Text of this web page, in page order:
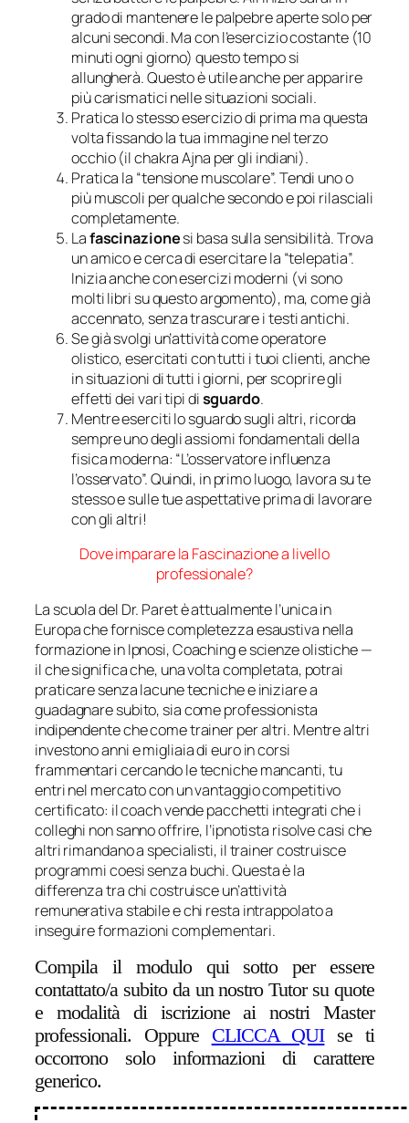
grado di mantenere le palpebre aperte solo per
alcuni secondi. Ma con l’esercizio costante (10
minuti ogni giorno) questo tempo si
allungherà.Questo è utile anche per apparire
più carismatici nellesituazioni sociali.
Pratica lo stesso esercizio di prima ma questa
volta fissando la tua immagine nel terzo
occhio (il chakra Ajna pergli indiani).
Pratica la “tensione muscolare”.Tendi uno o
più muscoli per qualche secondo e poi rilasciali
completamente.
Lafascinazionesi basa sulla sensibilità.Trova
un amico e cerca di esercitare la “telepatia”.
Inizia anche conesercizi moderni (vi sono
molti libri su questo argomento), ma, come già
accennato, senza trascurare i testi antichi.
Se già svolgi un’attività come operatore
olistico, esercitati con tutti i tuoi clienti, anche
in situazioni di tutti i giorni, perscoprire gli
effetti dei vari tipidisguardo.
Mentre eserciti lo sguardo sugli altri, ricorda
sempreuno degli assiomi fondamentali della
fisica moderna: “L’osservatore influenza
l’osservato”.Quindi, in primo luogo, lavora su te
stesso e sulle tueaspettative prima di lavorare
con gli altri!
Dove imparare la Fascinazione a livello
professionale?
La scuola del Dr. Paret è attualmente l’unica in
Europa che fornisce completezza esaustiva nella
formazione in Ipnosi, Coaching e scienze olistiche —
il che significa che, una volta completata, potrai
praticare senza lacune tecniche e iniziare a
guadagnare subito, sia come professionista
indipendente che come trainer per altri. Mentre altri
investono anni e migliaia di euro in corsi
frammentari cercando le tecniche mancanti, tu
entri nel mercato con un vantaggio competitivo
certificato: il coach vende pacchetti integrati che i
colleghi non sanno offrire, l’ipnotista risolve casi che
altri rimandano a specialisti, il trainer costruisce
programmi coesi senza buchi. Questa è la
differenza tra chi costruisce un’attività
remunerativa stabile e chi resta intrappolato a
inseguire formazioni complementari.
Compila il modulo qui sotto per essere
contattato/a subito da un nostro Tutor su quote
e modalità di iscrizione ai nostri Master
professionali. Oppure CLICCA QUIse ti
occorrono solo informazioni di carattere
generico.